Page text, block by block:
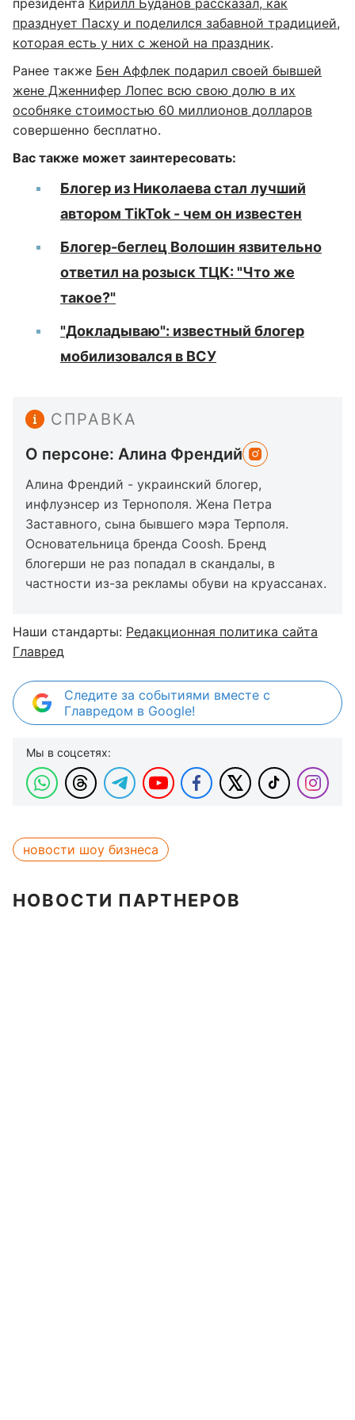
празднует Пасху и поделился забавной традицией,
которая есть у них с женой на праздник.
Ранее также Бен Аффлек подарил своей бывшей
жене Дженнифер Лопес всю свою долю в их
особняке стоимостью 60 миллионов долларов
совершенно бесплатно.
Вас также может заинтересовать:
Блогер из Николаева стал лучший
автором TikTok - чем он известен
Блогер-беглец Волошин язвительно
ответил на розыск ТЦК: "Что же
такое?"
"Докладываю": известный блогер
мобилизовался в ВСУ
СПРАВКА
О персоне: Алина Френдий
Алина Френдий - украинский блогер,
инфлуэнсер из Тернополя. Жена Петра
Заставного, сына бывшего мэра Терполя.
Основательница бренда Coosh. Бренд
блогерши не раз попадал в скандалы, в
частности из-за рекламы обуви на круассанах.
Наши стандарты: Редакционная политика сайта
Главред
Следите за событиями вместе с
Главредом в Google!
Мы в соцсетях:
новости шоу бизнеса
НОВОСТИ ПАРТНЕРОВ